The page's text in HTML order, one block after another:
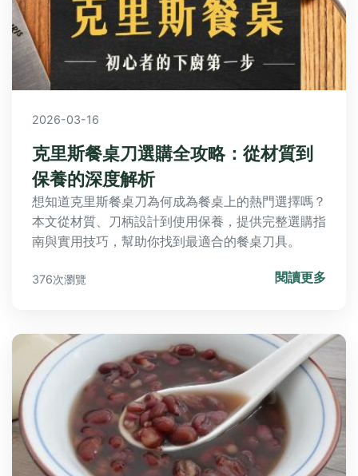
2026-03-16
克里斯餐桌刀選購全攻略：從材質到
保養的深度解析
想知道克里斯餐桌刀為何成為餐桌上的熱門選擇嗎？
本文從材質、刀柄設計到使用保養，提供完整選購指
南與實用技巧，幫助你找到最適合的餐桌刀具。
376次瀏覽 閱讀更多